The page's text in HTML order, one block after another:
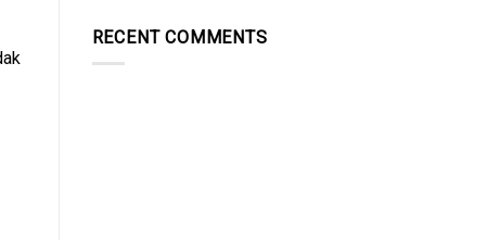
Gugatan
Proses
RECENT COMMENTS